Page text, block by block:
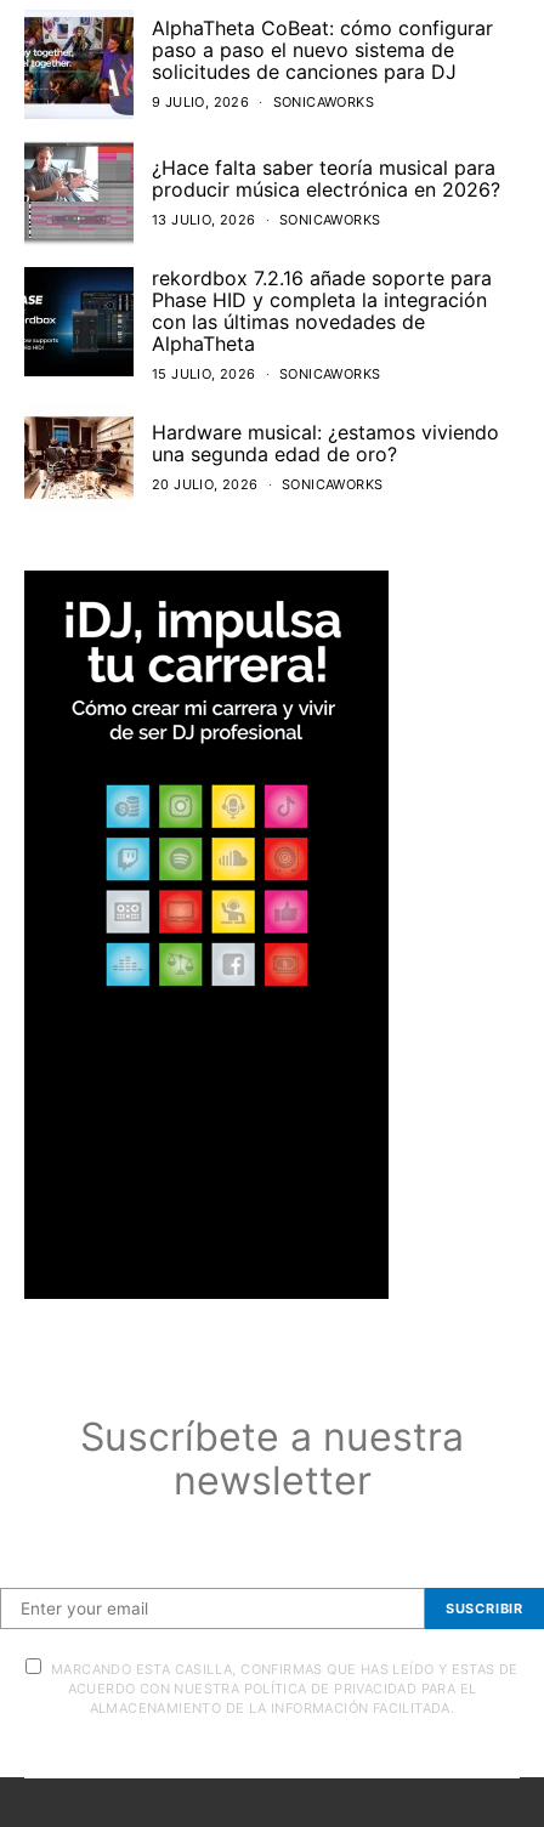
AlphaTheta CoBeat: cómo configurar
paso a paso el nuevo sistema de
solicitudes de canciones para DJ
9 JULIO, 2026 SONICAWORKS
¿Hace falta saber teoría musical para
producir música electrónica en 2026?
13 JULIO, 2026 SONICAWORKS
rekordbox 7.2.16 añade soporte para
Phase HID y completa la integración
con las últimas novedades de
AlphaTheta
15 JULIO, 2026 SONICAWORKS
Hardware musical: ¿estamos viviendo
una segunda edad de oro?
20 JULIO, 2026 SONICAWORKS
Suscríbete a nuestra
newsletter
SUSCRIBIR
MARCANDO ESTA CASILLA, CONFIRMAS QUE HAS LEÍDO Y ESTAS DE
ACUERDO CON NUESTRA POLÍTICA DE PRIVACIDAD PARA EL
ALMACENAMIENTO DE LA INFORMACIÓN FACILITADA.